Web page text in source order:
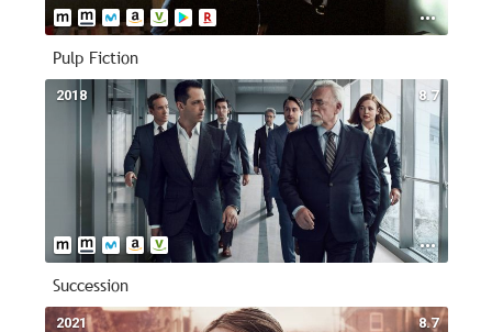
Pulp Fiction
8.7
2018
Succession
8.7
2021